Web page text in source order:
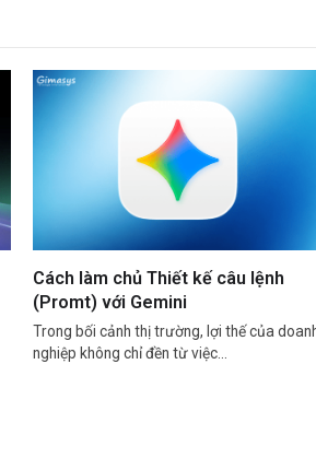
Cách làm chủ Thiết kế câu lệnh
(Promt) với Gemini
Trong bối cảnh thị trường, lợi thế của
nghiệp không chỉ đền từ việc…